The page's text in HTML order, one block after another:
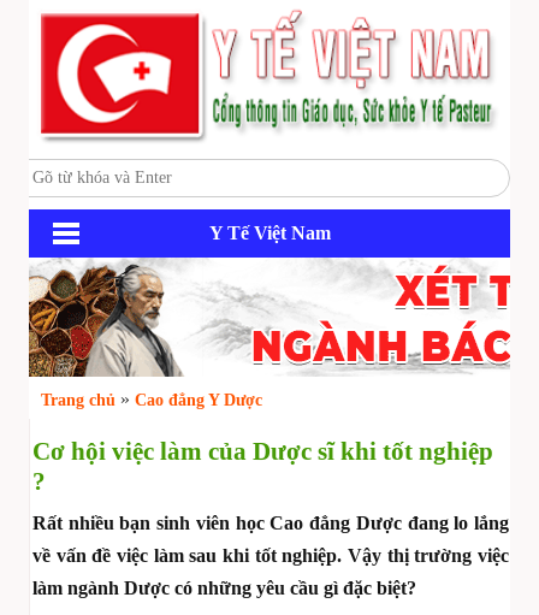
Y Tế Việt Nam
Trang chủ » Cao đẳng Y Dược
Cơ hội việc làm của Dược sĩ khi tốt nghiệp
?
Rất nhiều bạn sinh viên học Cao đẳng Dược đang lo lắng
về vấn đề việc làm sau khi tốt nghiệp. Vậy thị trường việc
làm ngành Dược có những yêu cầu gì đặc biệt?